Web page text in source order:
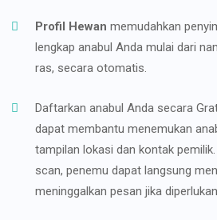
Profil Hewan memudahkan
lengkap anabul Anda mulai dari
ras, secara otomatis.
Daftarkan anabul Anda secara
dapat membantu menemukan
tampilan lokasi dan kontak
scan, penemu dapat langsung
meninggalkan pesan jika